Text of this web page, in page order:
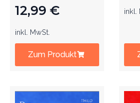
12,99 €
inkl. MwSt.
Zum Produkt
inkl.